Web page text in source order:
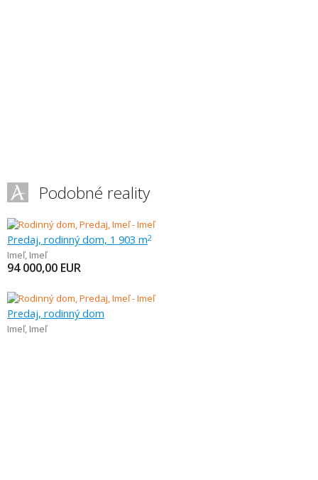
Podobné reality
Predaj, rodinný dom, 1 903 m2
Imeľ, Imeľ
94 000,00 EUR
Predaj, rodinný dom
Imeľ, Imeľ